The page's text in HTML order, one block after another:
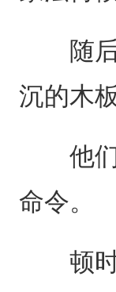
随后
沉的木
他们
命令。
顿时